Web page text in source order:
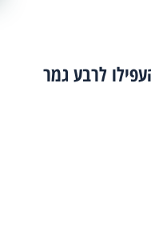
לרבע גמר